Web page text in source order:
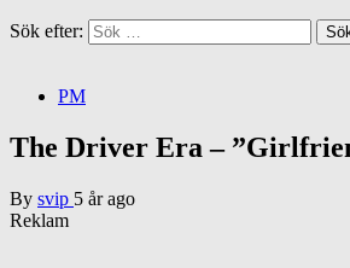
Sök efter:
PM
The Driver Era –
By svip 5 år ago
Reklam